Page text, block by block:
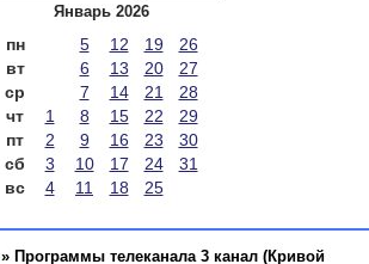
Январь 2026
пн 5 12 19
26
вт
6 13 20
27
ср
7 14 21
28
чт
1 8 15 22
29
пт
2 9 16 23
30
сб
3 10 17 24
31
вс
4 11 18 25
» Программы телеканала 3 канал (Кривой